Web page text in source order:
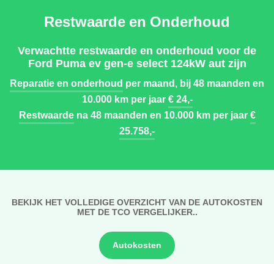
Restwaarde en Onderhoud
Verwachtte restwaarde en onderhoud voor de
Ford Puma ev gen-e select 124kW aut zijn
Reparatie en onderhoud per maand, bij 48 maanden en
10.000 km per jaar€ 24,-
Restwaardena 48 maanden en 10.000 km per jaar€
25.758,-
BEKIJK HET VOLLEDIGE OVERZICHT VAN DE AUTOKOSTEN
MET DE TCO VERGELIJKER..
Autokosten